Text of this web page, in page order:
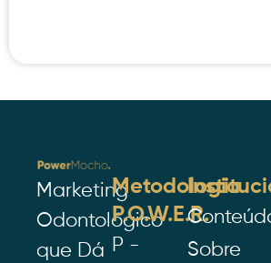
Marketing
Odontológico
que Dá
Metodologia
P.O.W.E.R.
P -
Sobre